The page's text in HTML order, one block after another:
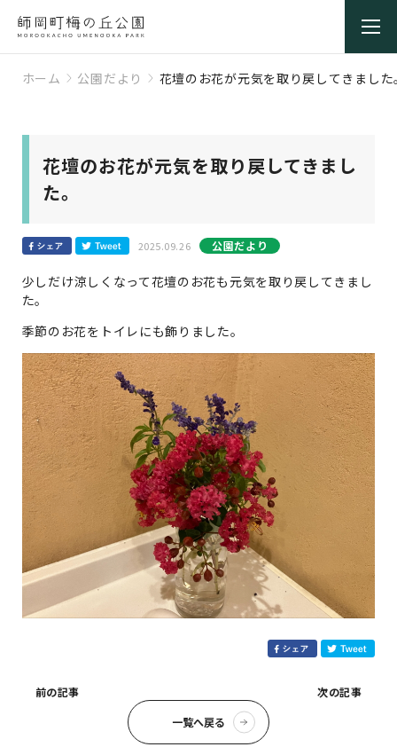
ホーム 公園だより 花壇のお花が元気を取り戻してきました
花壇のお花が元気を取り戻してきまし
た。
2025.09.26 公園だより
少しだけ涼しくなって花壇のお花も元気を取り戻してきまし
た。
季節のお花をトイレにも飾りました。
前の記事
一覧へ戻る
次の記事